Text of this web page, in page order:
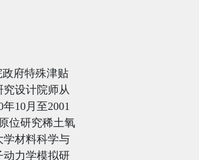
府特殊津贴
设计院师从
年10月至2001
位研究稀土氧
学材料科学与
动力学模拟研